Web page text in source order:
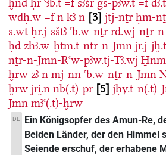
wdḥ.w =f n kꜣ n 3 jtj-nṯr ḥm-
s.wt ḥr.j-sštꜣ ꜥb.w-nṯr rd.wj-nṯr-
ḥḏ zẖꜣ.w-ḫtm.t-nṯr-n-Jmn jr.j-
nṯr-n-Jmn-Rꜥw-pꜣw.tj-Tꜣ.wj
ḫrw zꜣ n mj-nn ꜥb.w-nṯr-n-Jmn
ḫrw jri̯.n nb(.t)-pr 5 jḥy.t-n(.t)-
Jmn mꜣꜥ(.t)-ḫrw
DE
Ein Königsopfer des Amun-Re,
Beiden Länder, der den Himmel
Seiende erschuf, der erhabene